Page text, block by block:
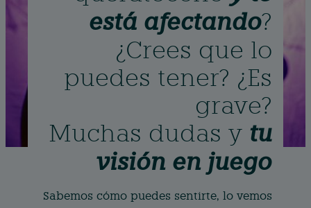
está afectando?
¿Crees que lo
puedes tener? ¿Es
grave?
Muchas dudas y tu
visión en juego
Sabemos cómo puedes sentirte, lo vemos